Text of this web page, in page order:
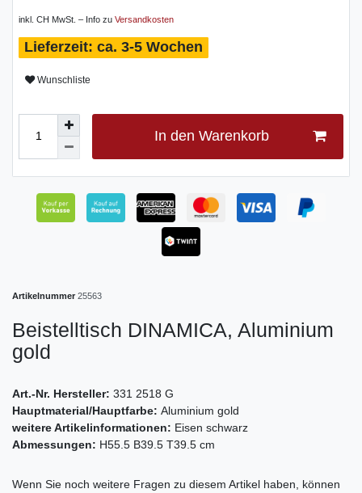
inkl. CH MwSt. – Info zu Versandkosten
ca. 3-5 Wochen
Wunschliste
In den Warenkorb
Artikelnummer 25563
Beistelltisch DINAMICA, Aluminium
gold
Art.-Nr. Hersteller: 331 2518 G
Hauptmaterial/Hauptfarbe: Aluminium gold
weitere Artikelinformationen: Eisen schwarz
Abmessungen: H55.5 B39.5 T39.5 cm
Wenn Sie noch weitere Fragen zu diesem Artikel haben, können